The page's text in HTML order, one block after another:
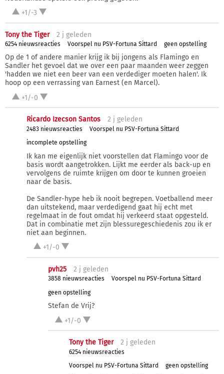
+1/-3
Tony the Tiger 2 j geleden
6254 nieuwsreacties Voorspel nu PSV-Fortuna Sittard geen opstelling
Op de 1 of andere manier krijg ik bij jongens als Flamingo en
Sandler het gevoel dat we over een paar maanden weer zeggen
'hadden we niet een beer van een verdediger moeten halen'. Ik
hoop op een verrassing van Earnest (en Marcel).
+1/-0
Ricardo Izecson Santos 2 j geleden
2483 nieuwsreacties
Voorspel nu PSV-Fortuna Sittard
incomplete opstelling
Ik kan me eigenlijk niet voorstellen dat Flamingo voor de
basis wordt aangetrokken. Lijkt me eerder als back-up en
vervolgens de ruimte krijgen om door te kunnen groeien
naar de basis.
De Sandler-hype heb ik nooit begrepen. Voetballend meer
dan uitstekend, maar verdedigend gaat hij echt met
regelmaat in de fout omdat hij verkeerd staat opgesteld.
Dat in combinatie met zijn blessuregeschiedenis zou ik er
niet aan beginnen.
+1/-0
pvh25 2 j geleden
3858 nieuwsreacties
Voorspel nu PSV-Fortuna Sittard
geen opstelling
Stefan de Vrij?
+1/-0
Tony the Tiger 2 j geleden
6254 nieuwsreacties
Voorspel nu PSV-Fortuna Sittard
geen opstelling